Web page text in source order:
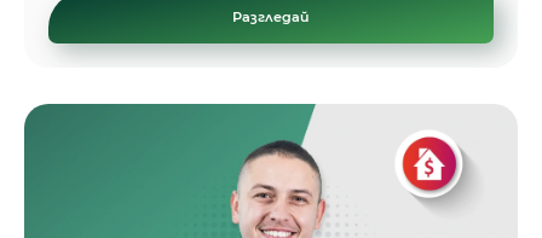
Разгледай